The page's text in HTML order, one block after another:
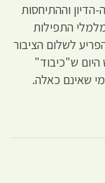
וההתיחסות
התפילות
לשלום הציבור
היום ש"כיבוד"
שאינם כאלה.